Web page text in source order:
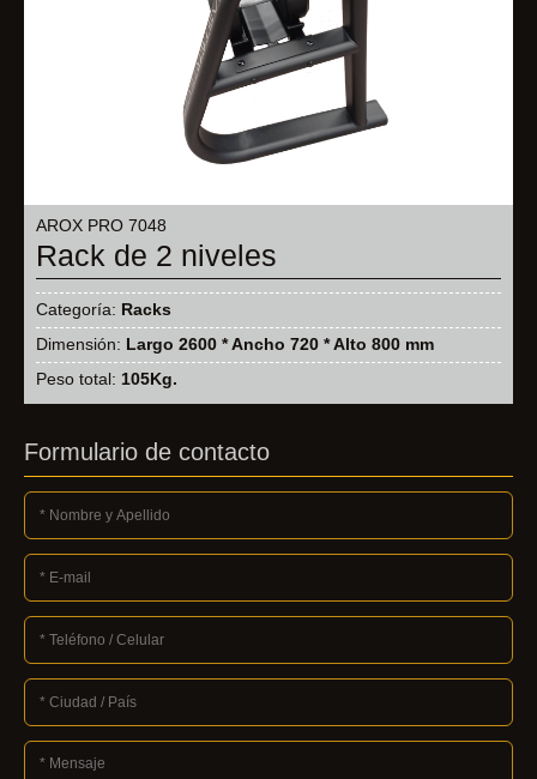
AROX PRO 7048
Rack de 2 niveles
Categoría: Racks
Dimensión: Largo 2600 * Ancho 720 * Alto 800 mm
Peso total: 105Kg.
Formulario de contacto